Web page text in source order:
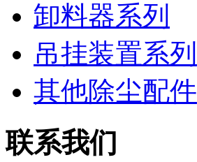
卸料器系列
吊挂装置系列
其他除尘配件
联系我们